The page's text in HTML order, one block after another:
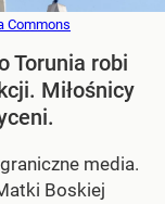
Commons
Torunia robi
Miłośnicy
media.
Boskiej